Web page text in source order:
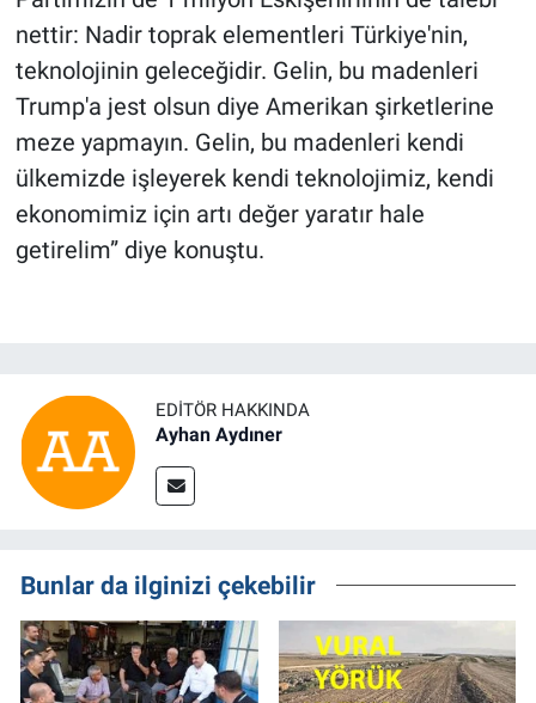
nettir: Nadir toprak elementleri Türkiye'nin,
teknolojinin geleceğidir. Gelin, bu madenleri
Trump'a jest olsun diye Amerikan şirketlerine
meze yapmayın. Gelin, bu madenleri kendi
ülkemizde işleyerek kendi teknolojimiz, kendi
ekonomimiz için artı değer yaratır hale
getirelim” diye konuştu.
EDITÖR HAKKINDA
Ayhan Aydıner
Bunlar da ilginizi çekebilir